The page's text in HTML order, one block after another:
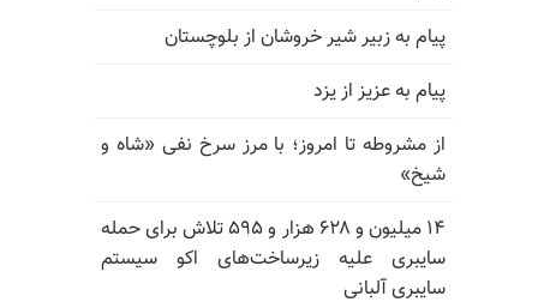
پیام به زبیر شیر خروشان از بلوچستان
پیام به عزیز از یزد
از مشروطه تا امروز؛ با مرز سرخ نفی «شاه و
شیخ»
۱۴ میلیون و ۶۲۸ هزار و ۵۹۵ تلاش برای حمله
سایبری علیه زیرساخت‌های اکو سیستم
سایبری آلبانی